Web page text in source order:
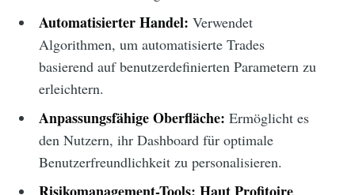
Automatisierter Handel: Verwendet
Algorithmen, um automatisierte Trades
basierend auf benutzerdefinierten Parametern zu
erleichtern.
Anpassungsfähige Oberfläche: Ermöglicht es
den Nutzern, ihr Dashboard für optimale
Benutzerfreundlichkeit zu personalisieren.